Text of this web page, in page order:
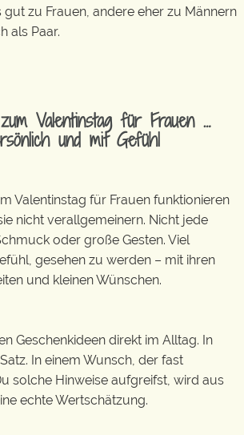
zu Frauen, andere eher zu Männern
als Paar.
Valentinstag für Frauen …
und mit Gefühl
Valentinstag für Frauen funktionieren
nicht verallgemeinern. Nicht jede
oder große Gesten. Viel
gesehen zu werden – mit ihren
und kleinen Wünschen.
Geschenkideen direkt im Alltag. In
In einem Wunsch, der fast
solche Hinweise aufgreifst, wird aus
echte Wertschätzung.